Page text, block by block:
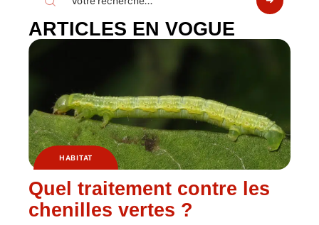
ARTICLES EN VOGUE
HABITAT
Quel traitement contre les
chenilles vertes ?